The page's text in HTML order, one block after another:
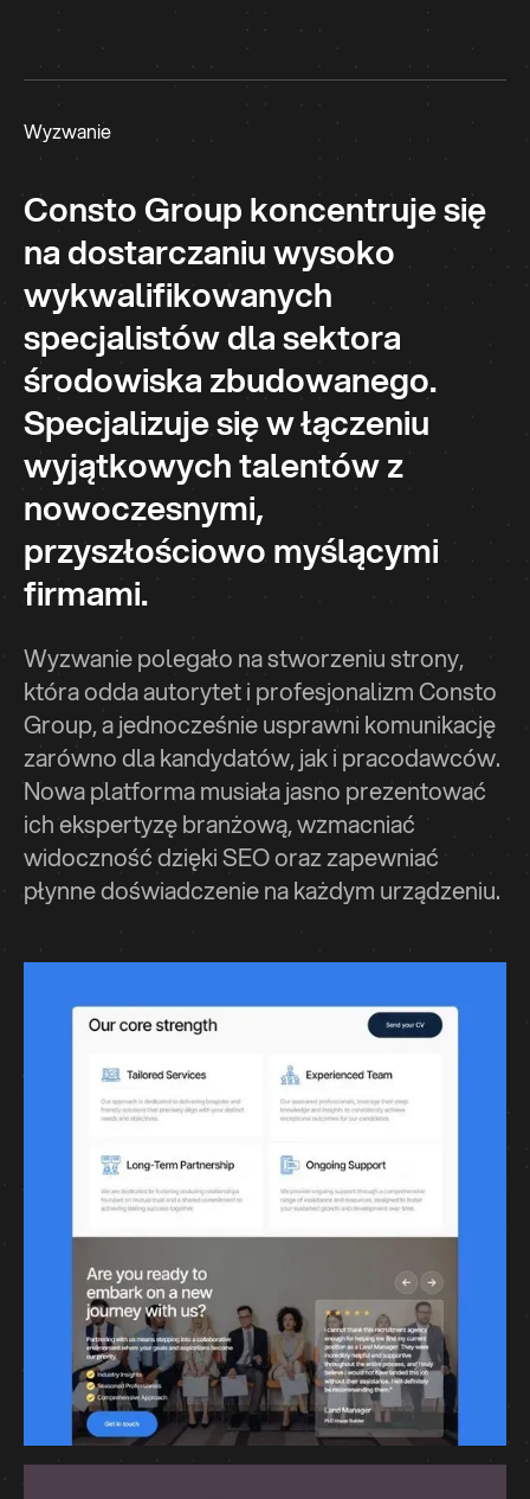
Wyzwanie
Consto Group koncentruje się
na dostarczaniu wysoko
wykwalifikowanych
specjalistów dla sektora
środowiska zbudowanego.
Specjalizuje się w łączeniu
wyjątkowych talentów z
nowoczesnymi,
przyszłościowo myślącymi
firmami.
Wyzwanie polegało na stworzeniu strony,
która odda autorytet i profesjonalizm Consto
Group, a jednocześnie usprawni komunikację
zarówno dla kandydatów, jak i pracodawców.
Nowa platforma musiała jasno prezentować
ich ekspertyzę branżową, wzmacniać
widoczność dzięki SEO oraz zapewniać
płynne doświadczenie na każdym urządzeniu.